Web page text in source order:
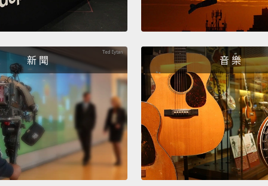
新 聞 音 樂